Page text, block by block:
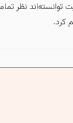
توانسته‌اند نظر
کرد.